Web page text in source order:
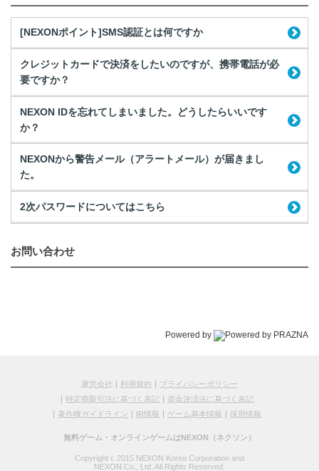
[NEXONポイント]SMS認証とは何ですか
クレジットカードで決済をしたいのですが、携帯電話が必
要ですか？
NEXON IDを忘れてしまいました。どうしたらいいです
か？
NEXONから警告メール（アラートメール）が届きまし
た。
2次パスワードについてはこちら
お問い合わせ
Powered by
運営会社 利用規約
プライバシーポリシー
特定商取引法に基づく表記
資金決済法に基づく表記
著作権ガイドライン
IR情報 ゲーム基本情報 採用情報
無料ゲーム・オンラインゲームはNEXON（ネクソン）
Copyright c 2015 NEXON Korea Corporation and
NEXON Co., Ltd. All Rights Reserved.